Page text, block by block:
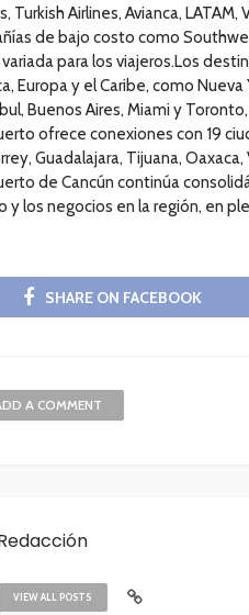
Turkish Airlines, Avianca,
de bajo costo como
para los viajeros.Los
Europa y el Caribe, como
Buenos Aires, Miami y
ofrece conexiones con 19
Guadalajara, Tijuana,
de Cancún continúa
y los negocios en la región, en
SHARE ON FACEBOOK
A COMMENT
VIEW ALL POSTS